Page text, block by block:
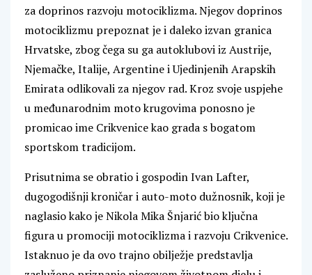
za doprinos razvoju motociklizma. Njegov doprinos
motociklizmu prepoznat je i daleko izvan granica
Hrvatske, zbog čega su ga autoklubovi iz Austrije,
Njemačke, Italije, Argentine i Ujedinjenih Arapskih
Emirata odlikovali za njegov rad. Kroz svoje uspjehe
u međunarodnim moto krugovima ponosno je
promicao ime Crikvenice kao grada s bogatom
sportskom tradicijom.
Prisutnima se obratio i gospodin Ivan Lafter,
dugogodišnji kroničar i auto-moto dužnosnik, koji je
naglasio kako je Nikola Mika Šnjarić bio ključna
figura u promociji motociklizma i razvoju Crikvenice.
Istaknuo je da ovo trajno obilježje predstavlja